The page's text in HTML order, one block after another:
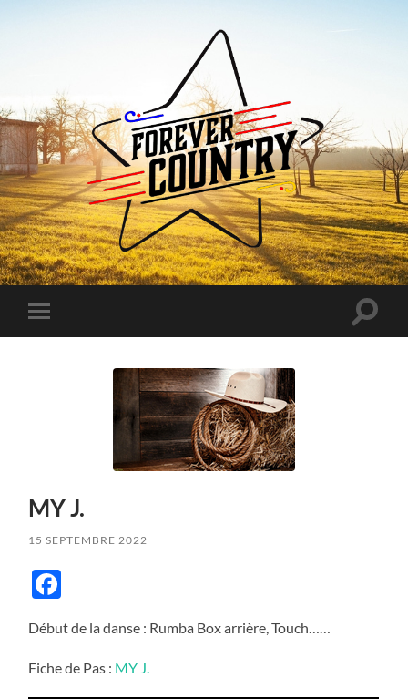
Forever
Country
Toggle
mobile
Toggle
MY J.
15 SEPTEMBRE 2022
Début de la danse : Rumba Box arrière, Touch……
Fiche de Pas : MY J.